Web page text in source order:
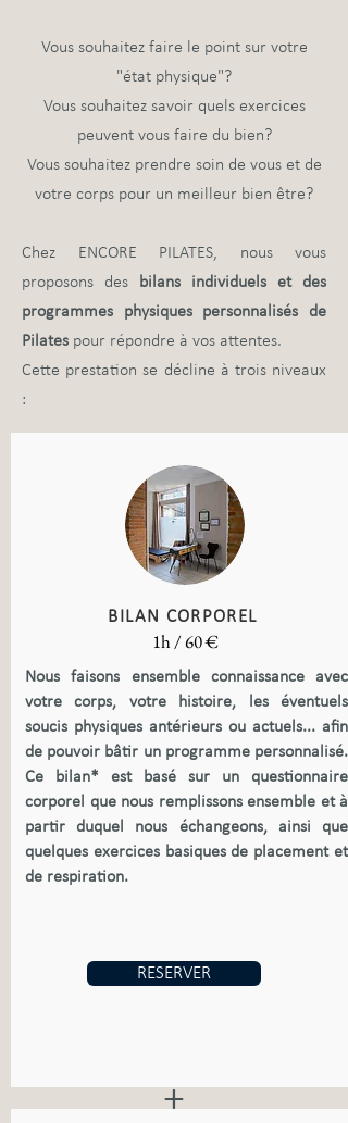
Vous souhaitez faire le point sur votre
"état physique"?
Vous souhaitez savoir quels exercices
peuvent vous faire du bien?
Vous souhaitez prendre soin de vous et de
votre corps pour un meilleur bien être?
Chez ENCORE PILATES, nous vous
proposons des
bilans individuels et des
programmes physiques personnalisés de
Pilates pour répondre à vos attentes.
Cette prestation se décline à trois niveaux
:
BILAN CORPOREL
1h / 60 €
Nous faisons ensemble connaissance avec
votre corps, votre histoire, les éventuels
soucis physiques antérieurs ou actuels... afin
de pouvoir bâtir un programme personnalisé.
Ce bilan* est basé sur un questionnaire
corporel que nous remplissons ensemble et à
partir duquel nous échangeons, ainsi que
quelques exercices basiques de placement et
de respiration.
RESERVER
+